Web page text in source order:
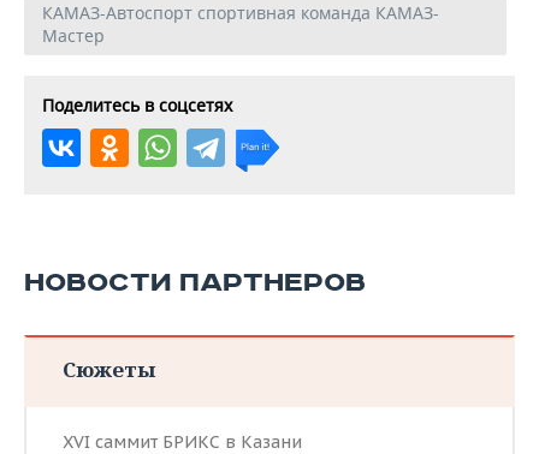
КАМАЗ-Автоспорт спортивная команда КАМАЗ-
Мастер
Поделитесь в соцсетях
НОВОСТИ ПАРТНЕРОВ
Сюжеты
XVI саммит БРИКС в Казани